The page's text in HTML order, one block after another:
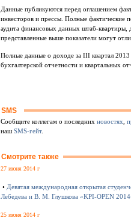
Данные публикуются перед оглашением
инвесторов и прессы. Полные фактические
аудита финансовых данных штаб-
представленные выше показатели могут
Полные данные о доходе за III квартал
бухгалтерской отчетности и квартальных
SMS
Сообщите коллегам о последних новостях
наш SMS-гейт.
Смотрите также
27 июня 2014 г
• Девятая международная открытая
Лебедева и В. М. Глушкова «KPI-OPEN
25 июня 2014 г